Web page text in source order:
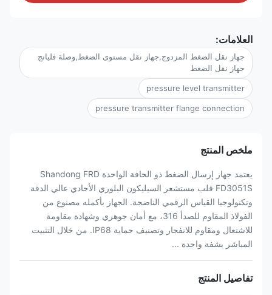
العلامات:
جهاز نقل الضغط المزدوج,جهاز نقل مستوى الضغط,وصلة فليانج
جهاز نقل الضغط
pressure level transmitter
pressure transmitter flange connection
ملخص المنتج
يعتمد جهاز إرسال الضغط ذو الحافة الواحدة Shandong FRD
FD3051S قلب مستشعر السيليكون البلوري الأحادي عالي الدقة
وتكنولوجيا القياس الرقمي الناضجة. الجهاز بأكمله مصنوع من
الفولاذ المقاوم للصدأ 316، مع أمان جوهري وشهادة مقاومة
للاشتعال ومقاوم للانفجار وتصنيف حماية IP68. من خلال التثبيت
المباشر بشفة واحدة ...
تفاصيل المنتج